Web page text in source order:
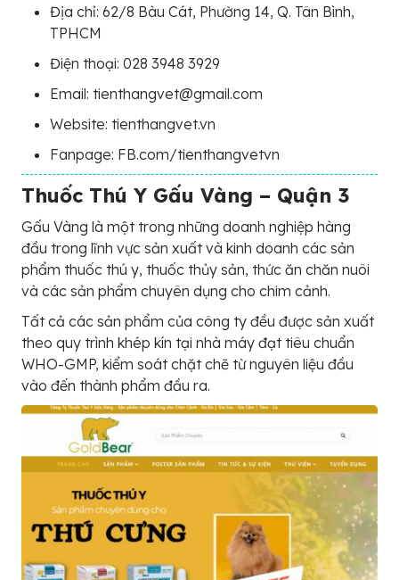
Địa chỉ: 62/8 Bàu Cát, Phường 14, Q. Tân Bình,
TPHCM
Điện thoại: 028 3948 3929
Email: tienthangvet@gmail.com
Website: tienthangvet.vn
Fanpage: FB.com/tienthangvetvn
Thuốc Thú Y Gấu Vàng – Quận 3
Gấu Vàng là một trong những doanh nghiệp hàng
đầu trong lĩnh vực sản xuất và kinh doanh các sản
phẩm thuốc thú y, thuốc thủy sản, thức ăn chăn nuôi
và các sản phẩm chuyên dụng cho chim cảnh.
Tất cả các sản phẩm của công ty đều được sản xuất
theo quy trình khép kín tại nhà máy đạt tiêu chuẩn
WHO-GMP, kiểm soát chặt chẽ từ nguyên liệu đầu
vào đến thành phẩm đầu ra.